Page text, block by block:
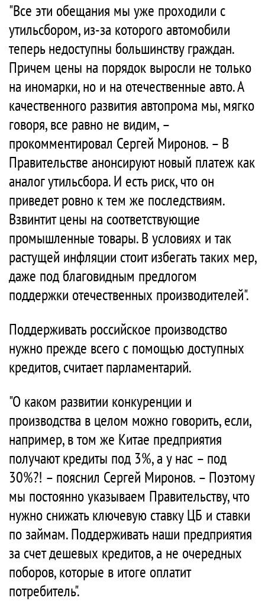
"Все эти обещания мы уже проходили с
утильсбором, из-за которого автомобили
теперь недоступны большинству граждан.
Причем цены на порядок выросли не только
на иномарки, но и на отечественные авто. А
качественного развития автопрома мы, мягко
говоря, все равно не видим, –
прокомментировал Сергей Миронов. – В
Правительстве анонсируют новый платеж как
аналог утильсбора. И есть риск, что он
приведет ровно к тем же последствиям.
Взвинтит цены на соответствующие
промышленные товары. В условиях и так
растущей инфляции стоит избегать таких мер,
даже под благовидным предлогом
поддержки отечественных производителей".
Поддерживать российское производство
нужно прежде всего с помощью доступных
кредитов, считает парламентарий.
"О каком развитии конкуренции и
производства в целом можно говорить, если,
например, в том же Китае предприятия
получают кредиты под 3%, а у нас – под
30%?! – пояснил Сергей Миронов. – Поэтому
мы постоянно указываем Правительству, что
нужно снижать ключевую ставку ЦБ и ставки
по займам. Поддерживать наши предприятия
за счет дешевых кредитов, а не очередных
поборов, которые в итоге оплатит
потребитель".